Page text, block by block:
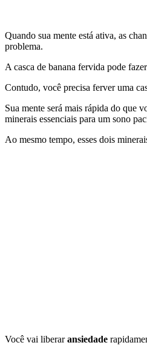
Quando sua mente está ativa, as
problema.
A casca de banana fervida pode
Contudo, você precisa ferver uma
Sua mente será mais rápida do que
minerais essenciais para um sono
Ao mesmo tempo, esses dois
Você vai liberaransiedade